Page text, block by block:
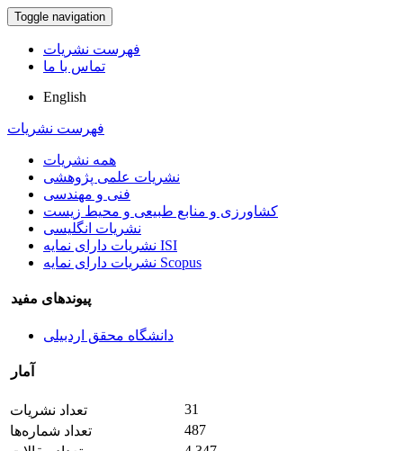
Toggle navigation
فهرست نشریات
تماس با ما
English
فهرست نشریات
همه نشریات
نشریات علمی پژوهشی
فنی و مهندسی
کشاورزی و منابع طبیعی و محیط زیست
نشریات انگلیسی
نشریات دارای نمایه ISI
نشریات دارای نمایه Scopus
پیوندهای مفید
دانشگاه محقق اردبیلی
آمار
تعداد نشریات
31
تعداد شماره‌ها
487